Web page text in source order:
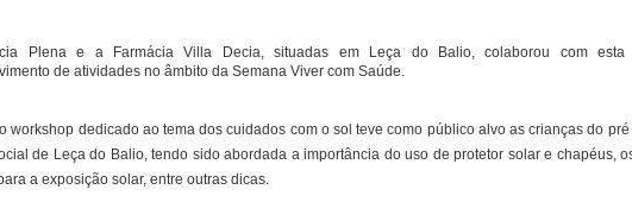
Plena e a Farmácia Villa Decia, situadas em Leça do Balio, colaborou com
de atividades no âmbito da Semana Viver com Saúde.
workshop dedicado ao tema dos cuidados com o sol teve como público alvo as crianças do
de Leça do Balio, tendo sido abordada a importância do uso de protetor solar e chapéus,
a exposição solar, entre outras dicas.